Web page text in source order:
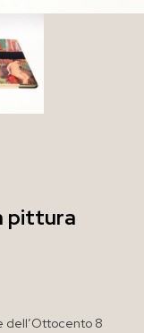
pittura
dell’Ottocento 8